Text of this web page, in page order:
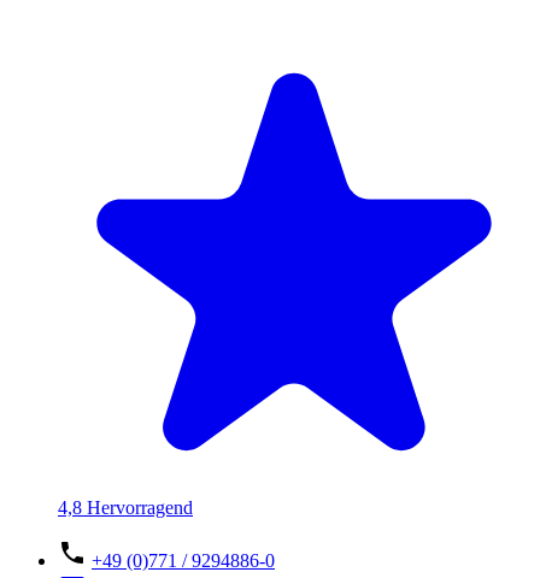
4,8 Hervorragend
+49 (0)771 / 9294886-0